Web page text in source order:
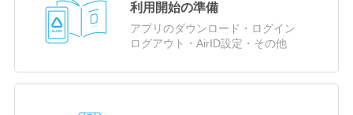
利用開始の準備
アプリのダウンロード・ログイン
ログアウト・AirID設定・その他